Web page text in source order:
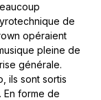
de
opéraient
pleine de
générale.
ils sont sortis
En forme de